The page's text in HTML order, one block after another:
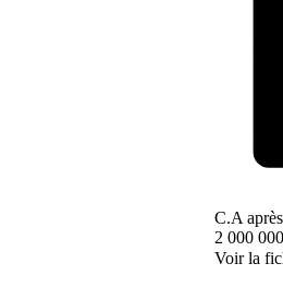
C.A
2 000
Voir la